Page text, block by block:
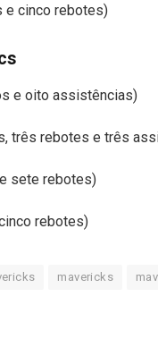
e cinco rebotes)
e oito assistências)
três rebotes e três
sete rebotes)
rebotes)
mavericks